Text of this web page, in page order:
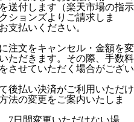
送付します（楽天市場の指示
ションズよりご請求しま
支払いください。
注文をキャンセル・金額を変
ただきます。その際、手数料
させていただく場合がござい
後払い決済がご利用いただけ
法の変更をご案内いたしま
7日間変更いただけない場